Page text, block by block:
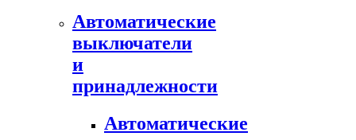
Автоматические
выключатели
и
принадлежности
Автоматические